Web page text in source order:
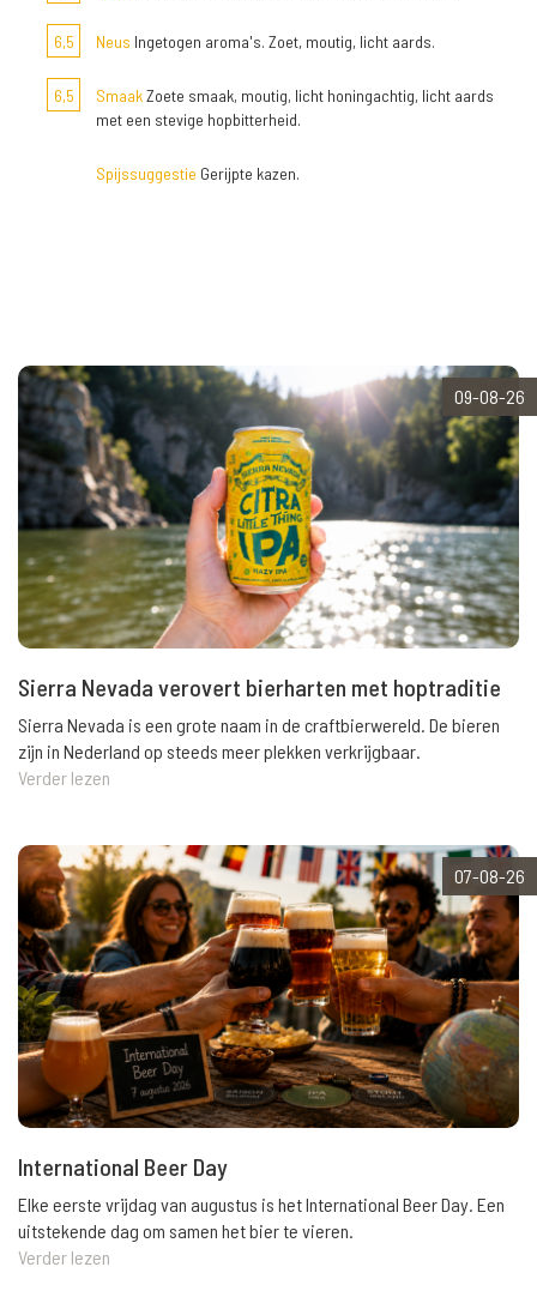
6,5 Neus Ingetogen aroma's. Zoet, moutig, licht aards.
6,5 SmaakZoete smaak, moutig, licht honingachtig, licht aards
met een stevige hopbitterheid.
Spijssuggestie Gerijpte kazen.
09-08-26
Sierra Nevada verovert bierharten met hoptraditie
Sierra Nevada is een grote naam in de craftbierwereld. De bieren
zijn in Nederland op steeds meer plekken verkrijgbaar.
Verder lezen
07-08-26
International Beer Day
Elke eerste vrijdag van augustus is het International Beer Day. Een
uitstekende dag om samen het bier te vieren.
Verder lezen